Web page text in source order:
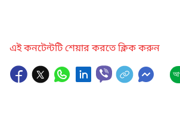
এই কনটেন্টটি শেয়ার করতে ক্লিক করুন